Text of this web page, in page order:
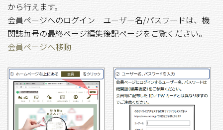
から行えます。
会員ページへのログイン ユーザー名/パスワードは、機
関誌毎号の最終ページ編集後記ページをご覧ください。
会員ページへ移動